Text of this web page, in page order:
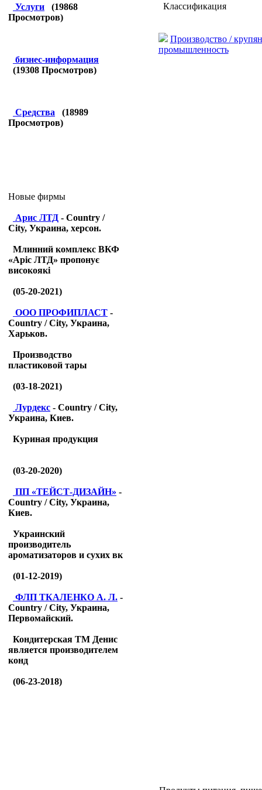
Услуги (19868
Просмотров)
бизнес-информация
(19308 Просмотров)
Средства (18989
Просмотров)
Новые фирмы
Арис ЛТД - Country /
City, Украина, херсон.
Млинний комплекс ВКФ
«Аріс ЛТД» пропонує
високоякі
(05-20-2021)
ООО ПРОФИПЛАСТ -
Country / City, Украина,
Харьков.
Производство
пластиковой тары
(03-18-2021)
Лурдекс - Country / City,
Украина, Киев.
Куриная продукция
(03-20-2020)
ПП «ТЕЙСТ-ДИЗАЙН» -
Country / City, Украина,
Киев.
Украинский
производитель
ароматизаторов и сухих вк
(01-12-2019)
ФЛП ТКАЛЕНКО А. Л. -
Country / City, Украина,
Первомайский.
Кондитерская ТМ Денис
является производителем
конд
(06-23-2018)
Классификация
Производство /
промышленность